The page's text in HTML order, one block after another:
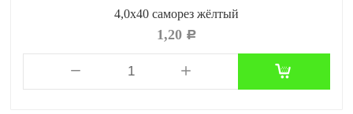
4,0x40 саморез жёлтый
1,20 Р